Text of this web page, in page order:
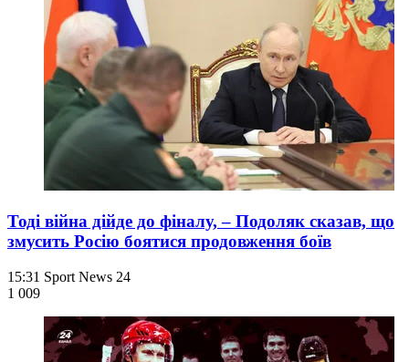
Тоді війна дійде до фіналу, – Подоляк сказав, що
змусить Росію боятися продовження боїв
15:31 Sport News 24
1 009